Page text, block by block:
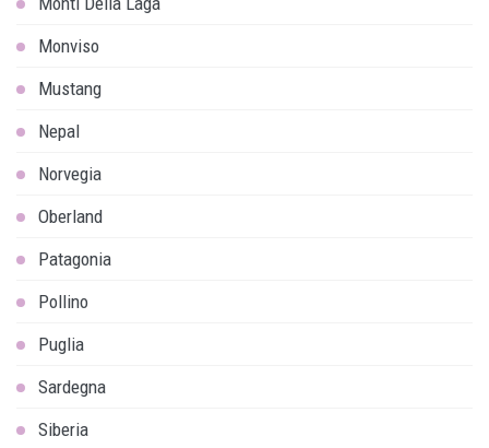
Monviso
Mustang
Nepal
Norvegia
Oberland
Patagonia
Pollino
Puglia
Sardegna
Siberia